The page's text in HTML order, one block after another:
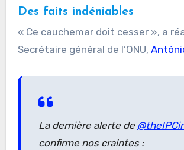
Des faits indéniables
« Ce cauchemar doit cesser », a
Secrétaire général de l’ONU,
La dernière alerte de
confirme nos craintes :